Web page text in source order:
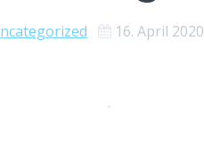
16. April 2020